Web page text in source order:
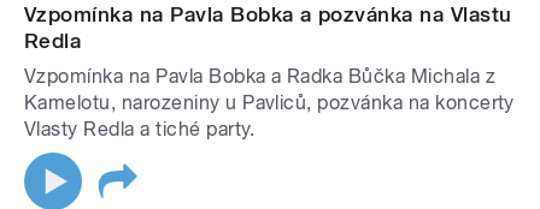
Vzpomínka na Pavla Bobka a pozvánka na Vlastu
Redla
Vzpomínka na Pavla Bobka a Radka Bůčka Michala z
Kamelotu, narozeniny u Pavliců, pozvánka na koncerty
Vlasty Redla a tiché party.